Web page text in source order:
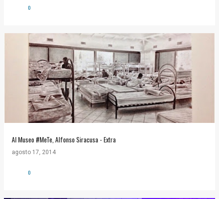
0
Al Museo #MeTe, Alfonso Siracusa - Extra
agosto 17, 2014
0